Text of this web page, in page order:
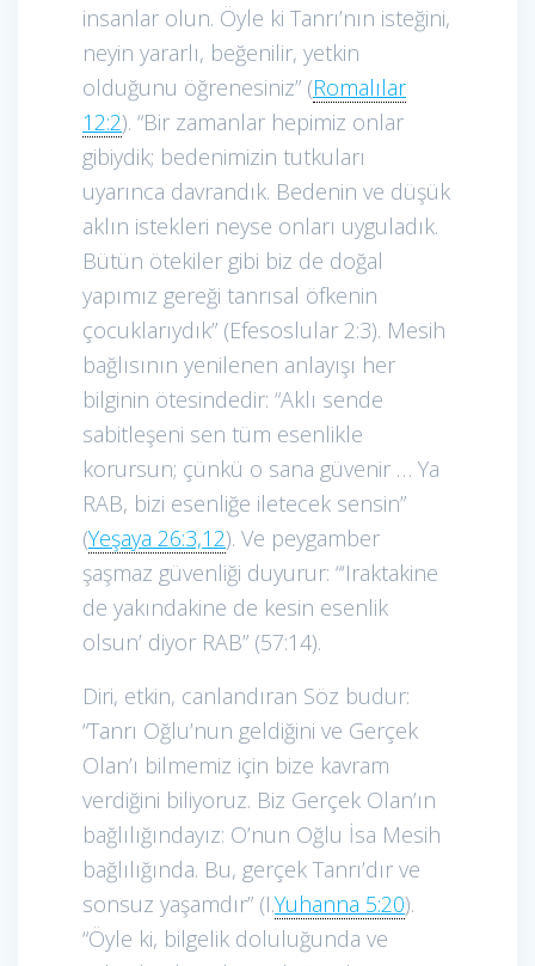
insanlar olun. Öyle ki Tanrı’nın isteğini,
neyin yararlı, beğenilir, yetkin
olduğunu öğrenesiniz” (Romalılar
12:2). “Bir zamanlar hepimiz onlar
gibiydik; bedenimizin tutkuları
uyarınca davrandık. Bedenin ve düşük
aklın istekleri neyse onları uyguladık.
Bütün ötekiler gibi biz de doğal
yapımız gereği tanrısal öfkenin
çocuklarıydık” (Efesoslular 2:3). Mesih
bağlısının yenilenen anlayışı her
bilginin ötesindedir: “Aklı sende
sabitleşeni sen tüm esenlikle
korursun; çünkü o sana güvenir … Ya
RAB, bizi esenliğe iletecek sensin”
(Yeşaya 26:3,12). Ve peygamber
şaşmaz güvenliği duyurur: “‘Iraktakine
de yakındakine de kesin esenlik
olsun’ diyor RAB” (57:14).
Diri, etkin, canlandıran Söz budur:
“Tanrı Oğlu’nun geldiğini ve Gerçek
Olan’ı bilmemiz için bize kavram
verdiğini biliyoruz. Biz Gerçek Olan’ın
bağlılığındayız: O’nun Oğlu İsa Mesih
bağlılığında. Bu, gerçek Tanrı’dır ve
sonsuz yaşamdır” (I.Yuhanna 5:20).
“Öyle ki, bilgelik doluluğunda ve